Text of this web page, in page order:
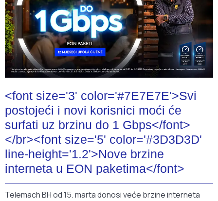
<font size='3' color='#7E7E7E'>Svi
postojeći i novi korisnici moći će
surfati uz brzinu do 1 Gbps</font>
</br><font size='5' color='#3D3D3D'
line-height='1.2'>Nove brzine
interneta u EON paketima</font>
Telemach BH od 15. marta donosi veće brzine interneta